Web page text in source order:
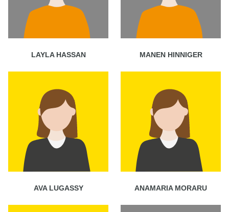
LAYLA HASSAN MANEN HINNIGER
AVA LUGASSY ANAMARIA MORARU